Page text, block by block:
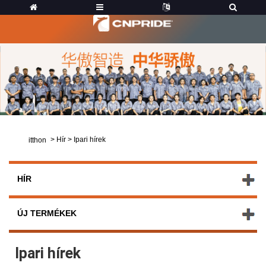
itthon > Hír > Ipari hírek
HÍR
ÚJ TERMÉKEK
Ipari hírek